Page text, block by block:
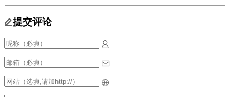
提交评论